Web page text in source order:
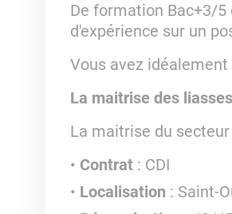
De formation Bac+3/
d'expérience sur un
Vous avez
La maitrise des
La maitrise du
Contrat : CDI
Localisation : Saint-